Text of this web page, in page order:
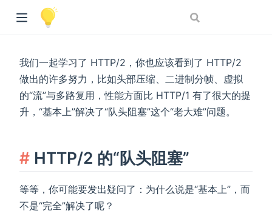
我们一起学习了 HTTP/2，你也应该看到了 HTTP/2
做出的许多努力，比如头部压缩、二进制分帧、虚拟
的“流”与多路复用，性能方面比 HTTP/1 有了很大的提
升，“基本上”解决了“队头阻塞”这个“老大难”问题。
HTTP/2 的“队头阻塞”
等等，你可能要发出疑问了：为什么说是“基本上”，而
不是“完全”解决了呢？